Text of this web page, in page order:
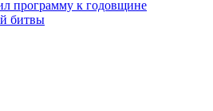
программу к годовщине
битвы